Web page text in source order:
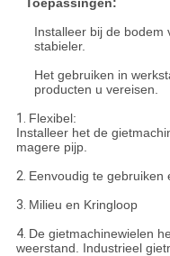
Toepassingen:
Installeer bij de bodem
stabieler.
Het gebruiken in
producten u vereisen.
1. Flexibel:
Installeer het de
magere pijp.
2. Eenvoudig te gebruiken
3. Milieu en Kringloop
4. De gietmachinewielen
weerstand. Industrieel